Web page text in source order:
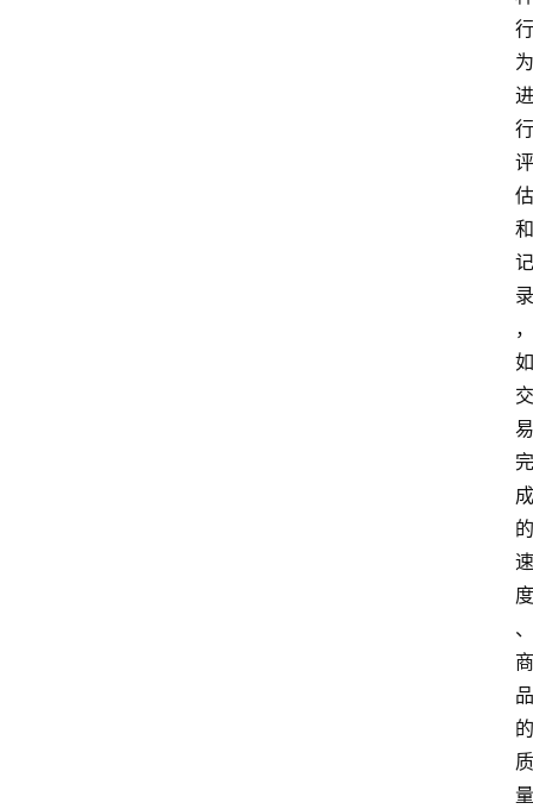
行
为
进
行
评
估
和
记
录
，
如
交
易
完
成
的
速
度
、
商
品
的
质
量